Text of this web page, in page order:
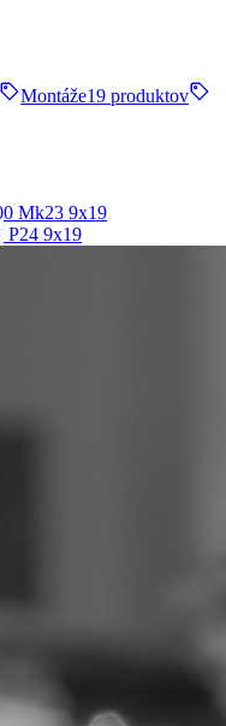
Montáže19 produktov
P24 9x19